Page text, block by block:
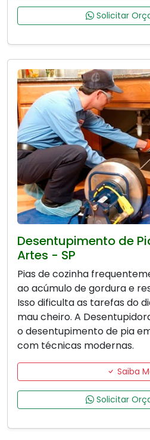
Solicitar
Desentupimento de
Artes - SP
Pias de cozinha
ao acúmulo de gordura e
Isso dificulta as tarefas do
mau cheiro. A
o desentupimento de pia
com técnicas modernas.
Saiba
Solicitar